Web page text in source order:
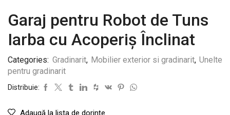
Garaj pentru Robot de Tuns
Iarba cu Acoperiș Înclinat
Categories: Gradinarit, Mobilier exterior si gradinarit, Unelte
pentru gradinarit
Distribuie:
Adaugă la lista de dorințe